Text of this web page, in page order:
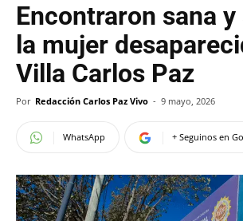
Encontraron sana y
la mujer
Villa Carlos Paz
Por Redacción Carlos Paz Vivo - 9 mayo, 2026
WhatsApp + Seguinos en